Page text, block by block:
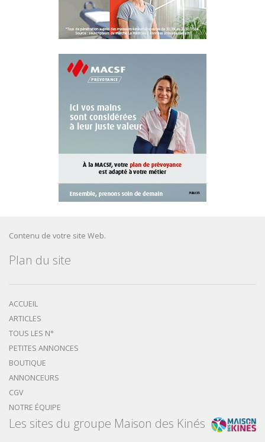
Contenu de votre site Web.
Plan du site
ACCUEIL
ARTICLES
TOUS LES N°
PETITES ANNONCES
BOUTIQUE
ANNONCEURS
CGV
NOTRE ÉQUIPE
Les sites du groupe Maison des Kinés